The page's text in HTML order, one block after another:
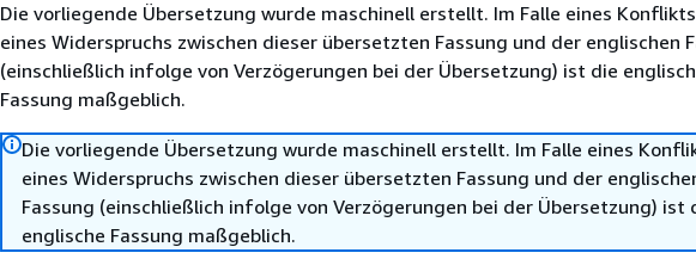
Die vorliegende Übersetzung wurde maschinell erstellt. Im Falle eines
eines Widerspruchs zwischen dieser übersetzten Fassung und der englischen
(einschließlich infolge von Verzögerungen bei der Übersetzung) ist die
Fassung maßgeblich.
Die vorliegende Übersetzung wurde maschinell erstellt. Im Falle eines
eines Widerspruchs zwischen dieser übersetzten Fassung und der
Fassung (einschließlich infolge von Verzögerungen bei der Übersetzung) ist
englische Fassung maßgeblich.